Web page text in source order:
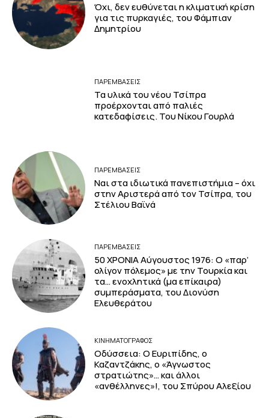
Όχι, δεν ευθύνεται η κλιματική κρίση
για τις πυρκαγιές, του Φάμπιαν
Δημητρίου
ΠΑΡΕΜΒΑΣΕΙΣ
Τα υλικά του νέου Τσίπρα
προέρχονται από παλιές
κατεδαφίσεις. Του Νίκου Γουρλά
ΠΑΡΕΜΒΑΣΕΙΣ
Ναι στα ιδιωτικά πανεπιστήμια – όχι
στην Αριστερά από τον Τσίπρα, του
Στέλιου Βαϊνά
ΠΑΡΕΜΒΑΣΕΙΣ
50 ΧΡΟΝΙΑ Αύγουστος 1976: Ο «παρ’
ολίγον πόλεμος» με την Τουρκία και
τα… ενοχλητικά (μα επίκαιρα)
συμπεράσματα, του Διονύση
Ελευθεράτου
ΚΙΝΗΜΑΤΟΓΡΆΦΟΣ
Οδύσσεια: Ο Ευριπίδης, ο
Καζαντζάκης, ο «Άγνωστος
στρατιώτης»… και άλλοι
«ανθέλληνες»!, του Σπύρου Αλεξίου